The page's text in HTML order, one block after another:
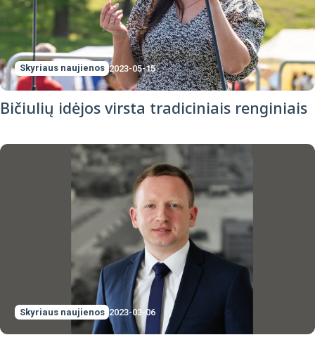
Skyriaus naujienos 2023-05-15
Bičiulių idėjos virsta tradiciniais renginiais
Skyriaus naujienos 2023-03-06